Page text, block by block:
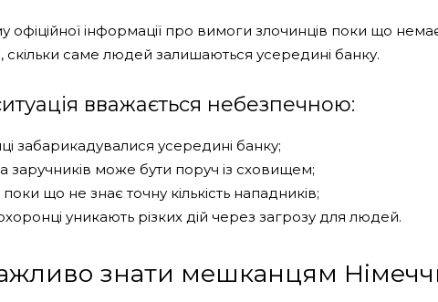
офіційної інформації про вимоги злочинців поки що
скільки саме людей залишаються усередині банку.
вважається небезпечною:
забарикадувалися усередині банку;
заручників може бути поруч із сховищем;
поки що не знає точну кількість нападників;
уникають різких дій через загрозу для людей.
знати мешканцям